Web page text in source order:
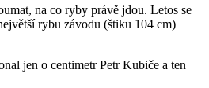
na co ryby právě jdou. Letos se
rybu závodu (štiku 104 cm)
jen o centimetr Petr Kubiče a ten